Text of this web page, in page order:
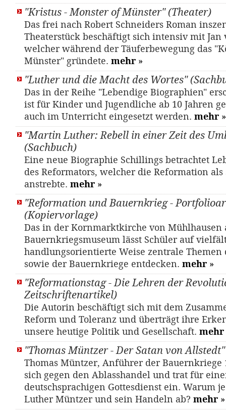
"Kristus - Monster of Münster" (Theater)
Das frei nach Robert Schneiders Roman
Theaterstück beschäftigt sich intensiv mit Jan
welcher während der Täuferbewegung das
Münster" gründete. mehr »
"Luther und die Macht des Wortes"
Das in der Reihe "Lebendige Biographien"
ist für Kinder und Jugendliche ab 10 Jahren
auch im Unterricht eingesetzt werden. mehr »
"Martin Luther: Rebell in einer Zeit des
(Sachbuch)
Eine neue Biographie Schillings betrachtet
des Reformators, welcher die Reformation
anstrebte. mehr »
"Reformation und Bauernkrieg -
(Kopiervorlage)
Das in der Kornmarktkirche von Mühlhausen
Bauernkriegsmuseum lässt Schüler auf
handlungsorientierte Weise zentrale Themen
sowie der Bauernkriege entdecken. mehr »
"Reformationstag - Die Lehren der
Zeitschriftenartikel)
Die Autorin beschäftigt sich mit dem
Reform und Toleranz und überträgt ihre
unsere heutige Politik und Gesellschaft. mehr
"Thomas Müntzer - Der Satan von
Thomas Müntzer, Anführer der Bauernkriege
sich gegen den Ablasshandel und trat für
deutschsprachigen Gottesdienst ein. Warum
Luther Müntzer und sein Handeln ab? mehr »